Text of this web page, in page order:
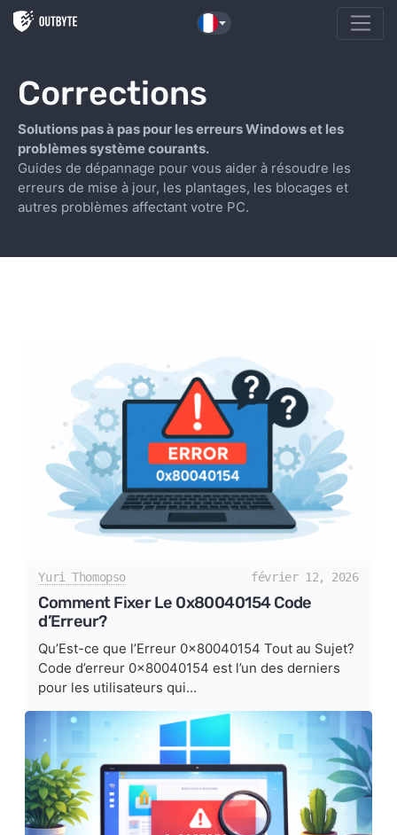
Aller au contenu
Corrections
Solutions pas à pas pour les erreurs Windows et les
problèmes système courants.
Guides de dépannage pour vous aider à résoudre les
erreurs de mise à jour, les plantages, les blocages et
autres problèmes affectant votre PC.
Yuri Thomopso février 12, 2026
Comment Fixer Le 0x80040154 Code
d’Erreur?
Qu’Est-ce que l’Erreur 0x80040154 Tout au Sujet?
Code d’erreur 0x80040154 est l’un des derniers
pour les utilisateurs qui...